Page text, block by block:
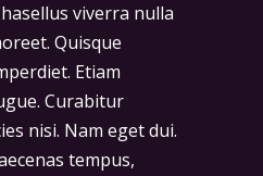
viverra nulla
Quisque
Etiam
Curabitur
nisi. Nam eget dui.
tempus,